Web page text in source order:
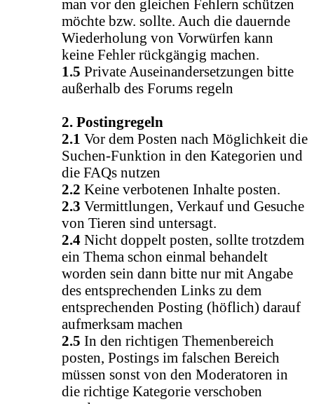
man vor den gleichen Fehlern schützen
möchte bzw. sollte. Auch die dauernde
Wiederholung von Vorwürfen kann
keine Fehler rückgängig machen.
1.5 Private Auseinandersetzungen bitte
außerhalb des Forums regeln
2. Postingregeln
2.1 Vor dem Posten nach Möglichkeit die
Suchen-Funktion in den Kategorien und
die FAQs nutzen
2.2 Keine verbotenen Inhalte posten.
2.3 Vermittlungen, Verkauf und Gesuche
von Tieren sind untersagt.
2.4 Nicht doppelt posten, sollte trotzdem
ein Thema schon einmal behandelt
worden sein dann bitte nur mit Angabe
des entsprechenden Links zu dem
entsprechenden Posting (höflich) darauf
aufmerksam machen
2.5 In den richtigen Themenbereich
posten, Postings im falschen Bereich
müssen sonst von den Moderatoren in
die richtige Kategorie verschoben